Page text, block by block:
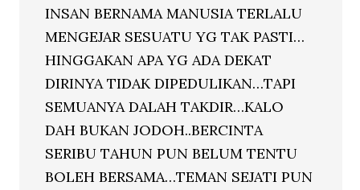
INSAN BERNAMA MANUSIA TERLALU
MENGEJAR SESUATU YG TAK PASTI…
HINGGAKAN APA YG ADA DEKAT
DIRINYA TIDAK DIPEDULIKAN…TAPI
SEMUANYA DALAH TAKDIR…KALO
DAH BUKAN JODOH..BERCINTA
SERIBU TAHUN PUN BELUM TENTU
BOLEH BERSAMA…TEMAN SEJATI PUN